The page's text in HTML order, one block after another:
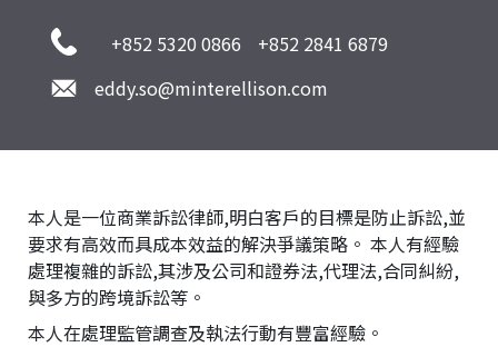
+852 2841 6879
+852 5320 0866
eddy.so@minterellison.com
本人是一位商業訴訟律師,明白客戶的目標是防止訴訟,並
要求有高效而具成本效益的解決爭議策略。 本人有經驗
處理複雜的訴訟,其涉及公司和證券法,代理法,合同糾紛,
與多方的跨境訴訟等。
本人在處理監管調查及執法行動有豐富經驗。